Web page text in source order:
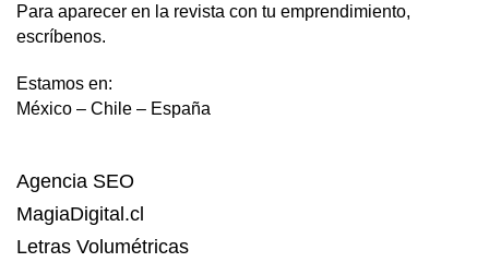
Para aparecer en la revista con tu emprendimiento,
escríbenos.
Estamos en:
México – Chile – España
Agencia SEO
MagiaDigital.cl
Letras Volumétricas